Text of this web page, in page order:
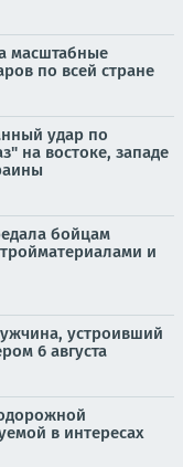
масштабные
по всей стране
удар по
на востоке, западе
бойцам
и
устроивший
6 августа
в интересах